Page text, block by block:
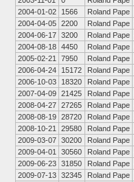
2004-01-02
1566 Roland Pape
2004-04-05 2200 Roland Pape
2004-06-17 3200 Roland Pape
2004-08-18 4450 Roland Pape
2005-02-21
7950 Roland Pape
2006-04-24
15172 Roland Pape
2006-10-03
18320 Roland Pape
2007-04-09 21425 Roland Pape
2008-04-27 27265 Roland Pape
2008-08-19 28720 Roland Pape
2008-10-21
29580 Roland Pape
2009-03-07 30200 Roland Pape
2009-04-01
30560 Roland Pape
2009-06-23 31850 Roland Pape
2009-07-13 32345 Roland Pape